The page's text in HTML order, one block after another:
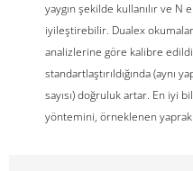
yaygın şekilde kullanılır ve
iyileştirebilir. Dualex
analizlerine göre kalibre
standartlaştırıldığında (aynı
sayısı) doğruluk artar. En iyi
yöntemini, örneklenen yaprak